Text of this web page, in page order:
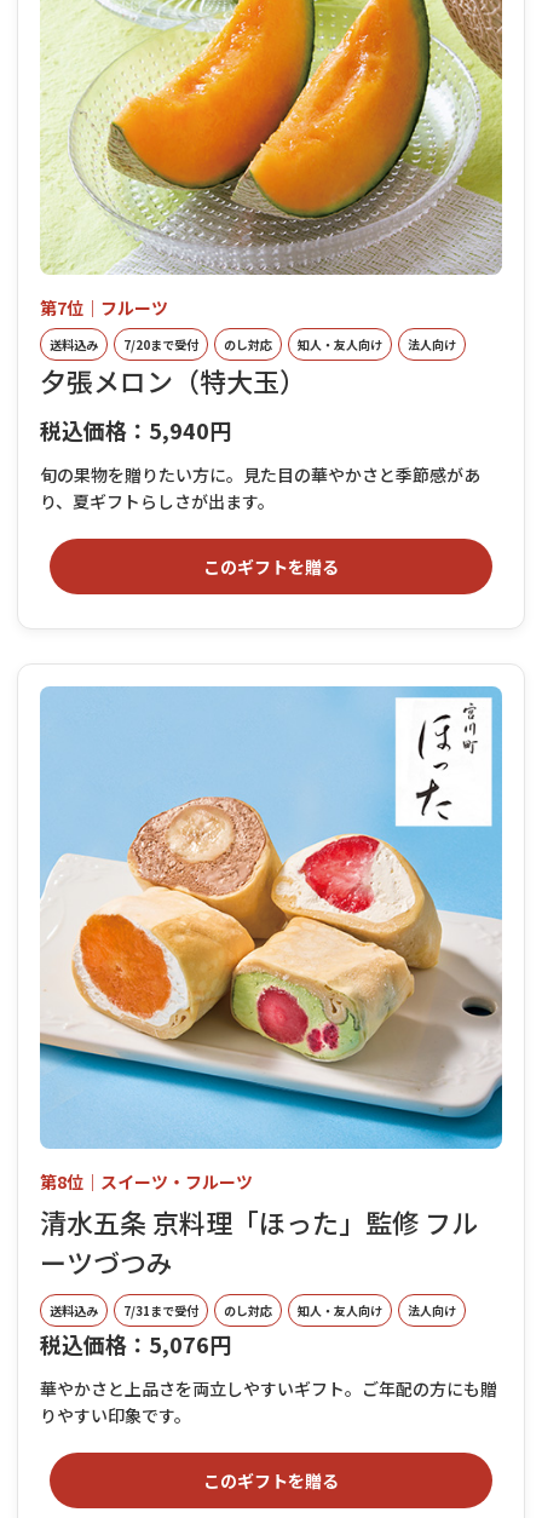
第7位｜フルーツ
送料込み 7/20まで受付 のし対応 知人・友人向け 法人向け
夕張メロン（特大玉）
税込価格：5,940円
旬の果物を贈りたい方に。見た目の華やかさと季節感があ
り、夏ギフトらしさが出ます。
このギフトを贈る
第8位｜スイーツ・フルーツ
清水五条 京料理「ほった」監修 フル
ーツづつみ
送料込み 7/31まで受付 のし対応 知人・友人向け 法人向け
税込価格：5,076円
華やかさと上品さを両立しやすいギフト。ご年配の方にも贈
りやすい印象です。
このギフトを贈る